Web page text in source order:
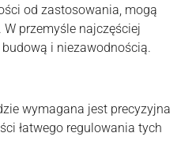
od zastosowania, mogą
przemyśle najczęściej
i niezawodnością.
wymagana jest precyzyjna
łatwego regulowania tych